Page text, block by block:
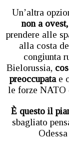
Un’altra
non a
prendere alle
alla costa
congiunta
Bielorussia,
preoccupata e
le forze NATO
È questo il
sbagliato